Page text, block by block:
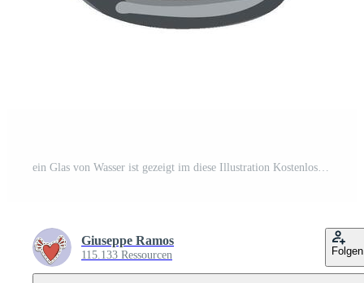
ein Glas von Wasser ist gezeigt im diese Illustration Kostenloser Vektor
Giuseppe Ramos
115.133 Ressourcen Folgen